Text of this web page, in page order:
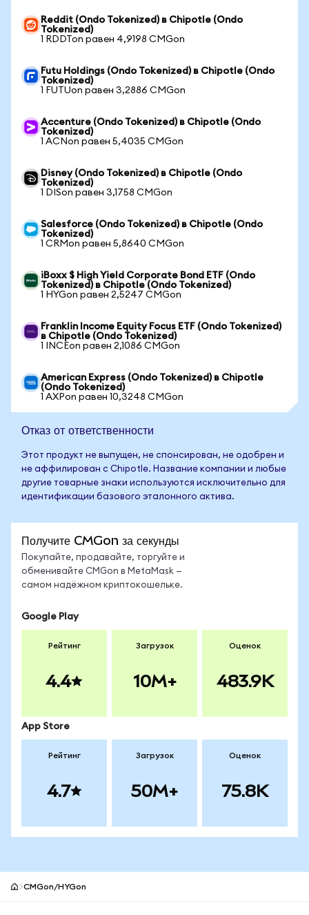
Reddit (Ondo Tokenized) в Chipotle (Ondo
Tokenized)
1 RDDTon равен 4,9198 CMGon
Futu Holdings (Ondo Tokenized) в Chipotle (Ondo
Tokenized)
1 FUTUon равен 3,2886 CMGon
Accenture (Ondo Tokenized) в Chipotle (Ondo
Tokenized)
1 ACNon равен 5,4035 CMGon
Disney (Ondo Tokenized) в Chipotle (Ondo
Tokenized)
1 DISon равен 3,1758 CMGon
Salesforce (Ondo Tokenized) в Chipotle (Ondo
Tokenized)
1 CRMon равен 5,8640 CMGon
iBoxx $ High Yield Corporate Bond ETF (Ondo
Tokenized) в Chipotle (Ondo Tokenized)
1 HYGon равен 2,5247 CMGon
Franklin Income Equity Focus ETF (Ondo Tokenized)
в Chipotle (Ondo Tokenized)
1 INCEon равен 2,1086 CMGon
American Express (Ondo Tokenized) в Chipotle
(Ondo Tokenized)
1 AXPon равен 10,3248 CMGon
Отказ от ответственности
Этот продукт не выпущен, не спонсирован, не одобрен и
не аффилирован с Chipotle. Название компании и любые
другие товарные знаки используются исключительно для
идентификации базового эталонного актива.
Получите CMGon за секунды
Покупайте, продавайте, торгуйте и
обменивайте CMGon в MetaMask —
самом надёжном криптокошельке.
Google Play
Рейтинг
4.4
Загрузок
10M+
Оценок
483.9K
App Store
Рейтинг
4.7
Загрузок
50M+
Оценок
75.8K
CMGon/HYGon